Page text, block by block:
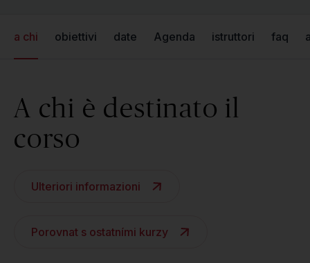
a chi obiettivi date Agenda istruttori faq
A chi è destinato il
corso
Ulteriori informazioni
Porovnat s ostatními kurzy